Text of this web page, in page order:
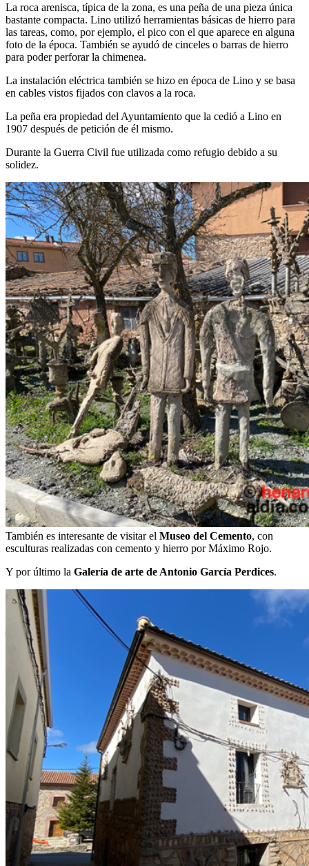
La roca arenisca, típica de la zona, es una peña de una pieza única
bastante compacta. Lino utilizó herramientas básicas de hierro para
las tareas, como, por ejemplo, el pico con el que aparece en alguna
foto de la época. También se ayudó de cinceles o barras de hierro
para poder perforar la chimenea.
La instalación eléctrica también se hizo en época de Lino y se basa
en cables vistos fijados con clavos a la roca.
La peña era propiedad del Ayuntamiento que la cedió a Lino en
1907 después de petición de él mismo.
Durante la Guerra Civil fue utilizada como refugio debido a su
solidez.
También es interesante de visitar el Museo del Cemento, con
esculturas realizadas con cemento y hierro por Máximo Rojo.
Y por último la Galería de arte de Antonio García Perdices.